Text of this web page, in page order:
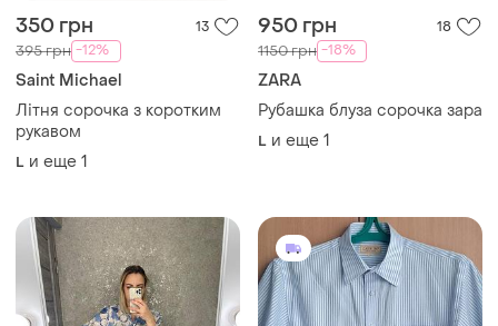
350 грн 13
395 грн -12%
Saint Michael
Літня сорочка з коротким
рукавом
L и еще 1
950 грн 18
1150 грн -18%
ZARA
Рубашка блуза сорочка зара
L и еще 1